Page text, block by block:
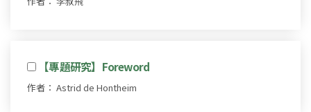
【專題研究】Foreword
作者： Astrid de Hontheim